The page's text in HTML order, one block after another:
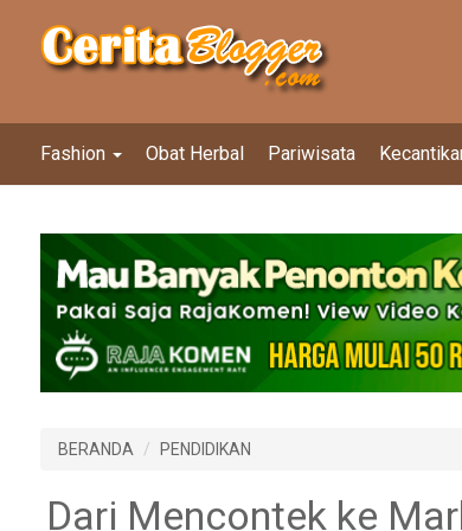
Fashion Obat Herbal Pariwisata
BERANDA PENDIDIKAN
Dari Mencontek ke